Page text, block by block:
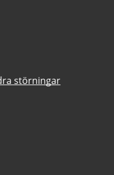
störningar